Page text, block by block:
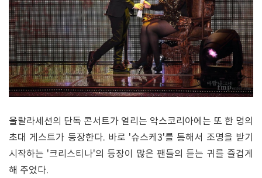
울랄라세션의 단독 콘서트가 열리는 악스코리아에는 또 한 명의
초대 게스트가 등장한다. 바로 '슈스케3'를 통해서 조명을 받기
시작하는 '크리스티나'의 등장이 많은 팬들의 듣는 귀를 즐겁게
해 주었다.